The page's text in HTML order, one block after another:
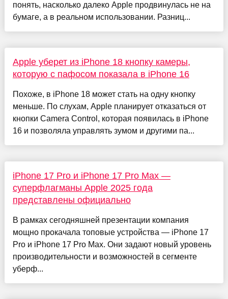
понять, насколько далеко Apple продвинулась не на
бумаге, а в реальном использовании. Разниц...
Apple уберет из iPhone 18 кнопку камеры,
которую с пафосом показала в iPhone 16
Похоже, в iPhone 18 может стать на одну кнопку
меньше. По слухам, Apple планирует отказаться от
кнопки Camera Control, которая появилась в iPhone
16 и позволяла управлять зумом и другими па...
iPhone 17 Pro и iPhone 17 Pro Max —
суперфлагманы Apple 2025 года
представлены официально
В рамках сегодняшней презентации компания
мощно прокачала топовые устройства — iPhone 17
Pro и iPhone 17 Pro Max. Они задают новый уровень
производительности и возможностей в сегменте
уберф...